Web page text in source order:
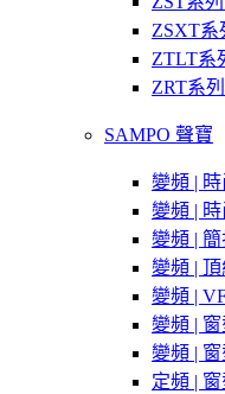
ZSXT系
ZTLT系
ZRT系
SAMPO 聲寶
變頻 |
變頻 |
變頻 |
變頻 |
變頻 |
變頻 |
變頻 |
定頻 |